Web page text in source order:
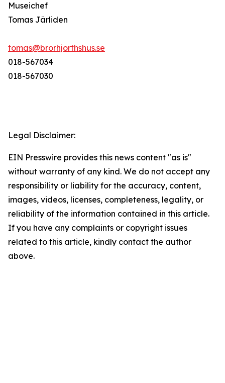
Museichef
Tomas Järliden
tomas@brorhjorthshus.se
018-567034
018-567030
Legal Disclaimer:
EIN Presswire provides this news content "as is"
without warranty of any kind. We do not accept any
responsibility or liability for the accuracy, content,
images, videos, licenses, completeness, legality, or
reliability of the information contained in this article.
If you have any complaints or copyright issues
related to this article, kindly contact the author
above.